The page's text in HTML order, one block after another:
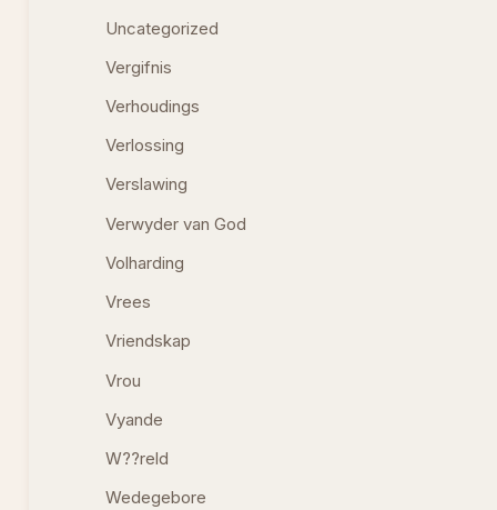
Uncategorized
Vergifnis
Verhoudings
Verlossing
Verslawing
Verwyder van God
Volharding
Vrees
Vriendskap
Vrou
Vyande
W??reld
Wedegebore